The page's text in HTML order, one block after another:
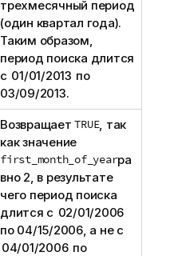
трехмесячный период
(один квартал года).
Таким образом,
период поиска длится
с 01/01/2013 по
03/09/2013.
ВозвращаетTRUE, так
как значение
first_month_of_yearра
вно 2, в результате
чего период поиска
длится с 02/01/2006
по 04/15/2006, а не с
04/01/2006 по